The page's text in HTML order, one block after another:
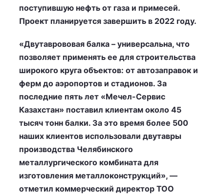
поступившую нефть от газа и примесей.
Проект планируется завершить в 2022 году.
«Двутаврововая балка – универсальна, что
позволяет применять ее для строительства
широкого круга объектов: от автозаправок и
ферм до аэропортов и стадионов. За
последние пять лет «Мечел-Сервис
Казахстан» поставил клиентам около 45
тысяч тонн балки. За это время более 500
наших клиентов использовали двутавры
производства Челябинского
металлургического комбината для
изготовления металлоконструкций», —
отметил коммерческий директор ТОО